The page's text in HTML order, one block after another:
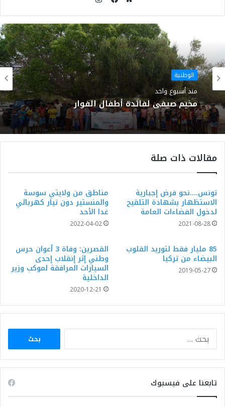
الويب
الوطنية
منذ أسبوع واحد
مخيم صيفي لفائدة أطفال الفوار
مقالات ذات صلة
تونس….نحو فرض إجبارية
الاستظهار بشهادة التلقيح
لدخول الفضاءات العامة
2021-08-28
مناطق من ولايتي سوسة
والمنستير دون تيار كهربائي
غدا الأحد
2022-04-02
85 مليار فقط لتوريد القلوب
البيضاء من تركيا
2019-05-27
القصرين: وفاة 3 أعوان حرس
وطني إثر إنقلاب إحدى
السيارات المرافقة لموكب وزير
الداخلية
2020-12-21
البحث
تابعنا على فيسبوك